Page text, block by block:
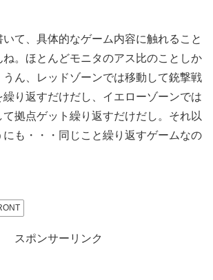
て、具体的なゲーム内容に触れること
ね。ほとんどモニタのアス比のことしか
ん、レッドゾーンでは移動して銃撃戦
繰り返すだけだし、イエローゾーンでは
て拠点ゲット繰り返すだけだし。それ以
にも・・・同じこと繰り返すゲームなの
スポンサーリンク